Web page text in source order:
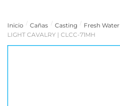
Inicio / Cañas / Casting / Fresh Water
LIGHT CAVALRY | CLCC-71MH